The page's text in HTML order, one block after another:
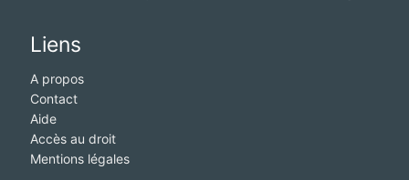
Liens
A propos
Contact
Aide
Accès au droit
Mentions légales